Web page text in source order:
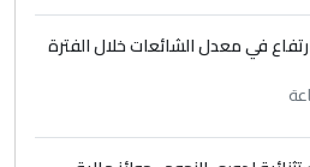
يرد على صدام حسين سل
كامل)
5
في معدل الشائعات خلال الفترة